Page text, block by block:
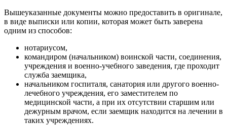
Вышеуказанные документы можно предоставить в оригинале,
в виде выписки или копии, которая может быть заверена
одним из способов:
нотариусом,
командиром (начальником) воинской части, соединения,
учреждения и военно-учебного заведения, где проходит
служба заемщика,
начальником госпиталя, санатория или другого военно-
лечебного учреждения, его заместителем по
медицинской части, а при их отсутствии старшим или
дежурным врачом, если заемщик находится на лечении в
таких учреждениях.